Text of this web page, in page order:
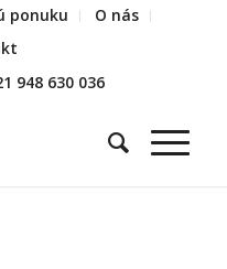
ponuku
O nás
948 630 036